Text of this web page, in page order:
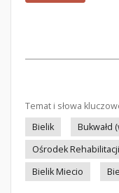
Temat i słowa
Bielik
Bukwałd
Ośrodek
Bielik Miecio